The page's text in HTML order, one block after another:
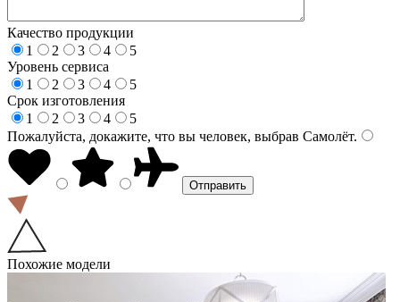
Качество продукции
1
2 3 4
5
Уровень сервиса
1
2 3 4
5
Срок изготовления
1
2 3 4
5
Пожалуйста, докажите, что вы человек, выбрав Самолёт.
Похожие модели